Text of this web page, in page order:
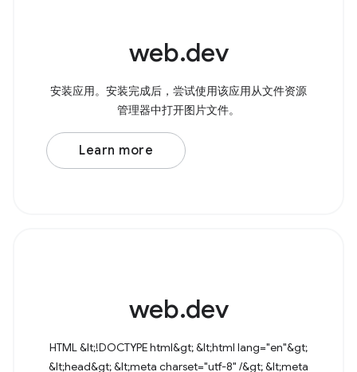
web.dev
安装应用。安装完成后，尝试使用该应用从文件资源
管理器中打开图片文件。
Learn more
web.dev
HTML &lt;!DOCTYPE html&gt; &lt;html lang="en"&gt;
&lt;head&gt; &lt;meta charset="utf-8" /&gt; &lt;meta